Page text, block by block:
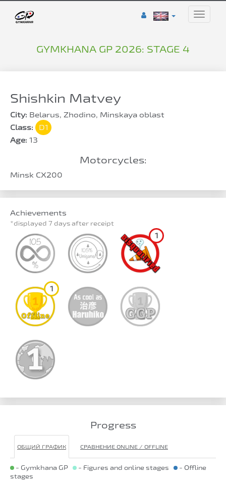
Toggle
GYMKHANA GP 2026: STAGE 4
Shishkin Matvey
City: Belarus, Zhodino, Minskaya oblast
Class:
D1
Age: 13
Motorcycles:
Minsk CX200
Achievements
*displayed 7 days after receipt
1
1
Progress
ОБЩИЙ ГРАФИК СРАВНЕНИЕ ONLINE / OFFLINE
- Gymkhana GP - Figures and online stages
- Offline
stages